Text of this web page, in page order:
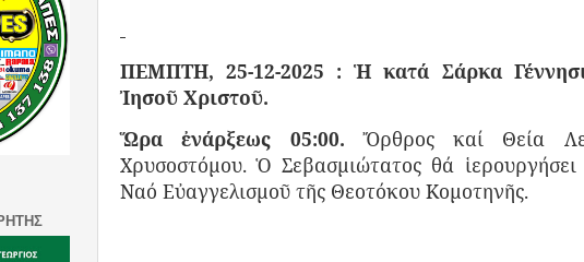
ΠΕΜΠΤΗ, 25-12-2025 : Ἡ κατά Σάρκα
Ἰησοῦ Χριστοῦ.
Ὥρα ἐνάρξεως 05:00.Ὄρθρος καί Θεία
Χρυσοστόμου. Ὁ Σεβασμιώτατος θά
Ναό Εὐαγγελισμοῦ τῆς Θεοτόκου Κομοτηνῆς.